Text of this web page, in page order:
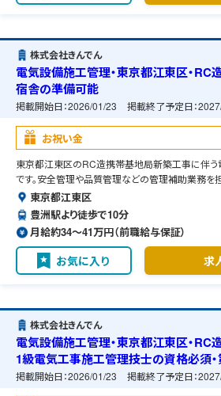
株式会社きんでん
電気設備施工管理・東京都江東区・RC
宿舎の準備可能
掲載開始日：2026/01/23 掲載終了予定日：
お祝い金
東京都江東区のRC造携帯基地局新築工事に伴
です。安全管理や品質管理などの管理補助業務を担
東京都江東区
豊洲駅より徒歩で10分
月給約34〜41万円（前職給与保証）
お気に入り 求
株式会社きんでん
電気設備施工管理・東京都江東区・RC
1級電気工事施工管理技士の資格必須
格必須・宿舎の準備可能
掲載開始日：2026/01/23 掲載終了予定日：